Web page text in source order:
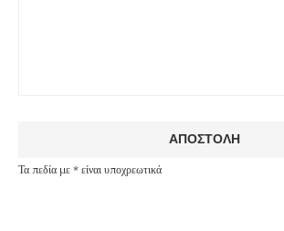
Τα πεδία με * είναι υποχρεωτικά